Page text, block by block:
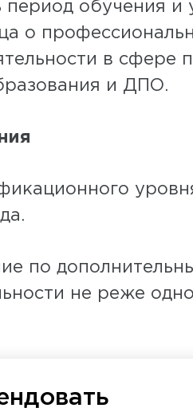
обучения и
о
в сфере
и ДПО.
по
не реже